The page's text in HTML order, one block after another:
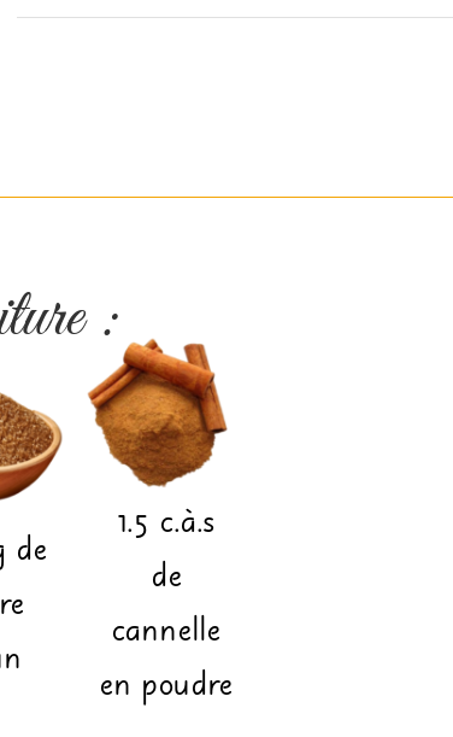
:
de
1.5 c.à.s
de
cannelle
en poudre